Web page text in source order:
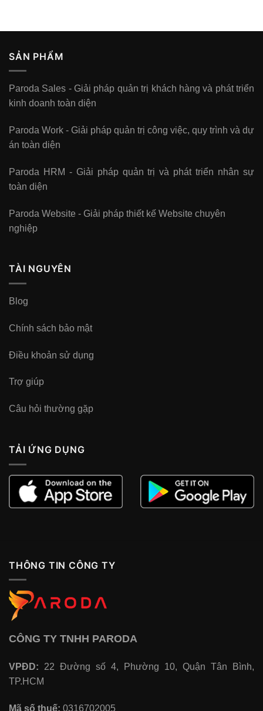
SẢN PHẨM
Paroda Sales - Giải pháp quản trị khách hàng và phát triển
kinh doanh toàn diện
Paroda Work - Giải pháp quản trị công việc, quy trình và dự
án toàn diện
Paroda HRM - Giải pháp quản trị và phát triển nhân sự
toàn diện
Paroda Website - Giải pháp thiết kế Website chuyên
nghiệp
TÀI NGUYÊN
Blog
Chính sách bảo mật
Điều khoản sử dụng
Trợ giúp
Câu hỏi thường gặp
TẢI ỨNG DỤNG
THÔNG TIN CÔNG TY
CÔNG TY TNHH PARODA
VPĐD: 22 Đường số 4, Phường 10, Quận Tân Bình,
TP.HCM
Mã số thuế: 0316702005